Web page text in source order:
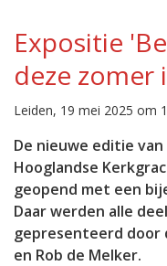
Expositie
deze zomer
Leiden, 19 mei 2025 om
De nieuwe editie
Hooglandse
geopend met een
Daar werden alle
gepresenteerd door
en Rob de Melker.